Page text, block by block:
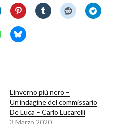
L’inverno più nero –
Un’indagine del commissario
De Luca – Carlo Lucarelli
3 Marzo 2020